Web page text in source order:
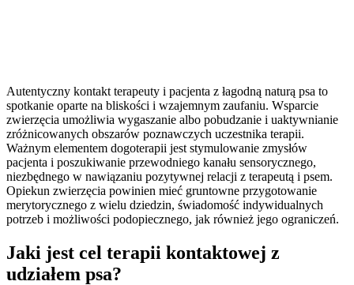
Autentyczny kontakt terapeuty i pacjenta z łagodną naturą psa to
spotkanie oparte na bliskości i wzajemnym zaufaniu. Wsparcie
zwierzęcia umożliwia wygaszanie albo pobudzanie i uaktywnianie
zróżnicowanych obszarów poznawczych uczestnika terapii.
Ważnym elementem dogoterapii jest stymulowanie zmysłów
pacjenta i poszukiwanie przewodniego kanału sensorycznego,
niezbędnego w nawiązaniu pozytywnej relacji z terapeutą i psem.
Opiekun zwierzęcia powinien mieć gruntowne przygotowanie
merytorycznego z wielu dziedzin, świadomość indywidualnych
potrzeb i możliwości podopiecznego, jak również jego ograniczeń.
Jaki jest cel terapii kontaktowej z
udziałem psa?